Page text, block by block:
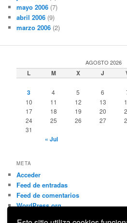
mayo 2006 (7)
abril 2006 (9)
marzo 2006 (2)
AGOSTO 2026
L M X J
3 4 5 6
10
11 12 13
17
18 19 20
24
25 26 27
31
« Jul
META
Acceder
Feed de entradas
Feed de comentarios
WordPress.org